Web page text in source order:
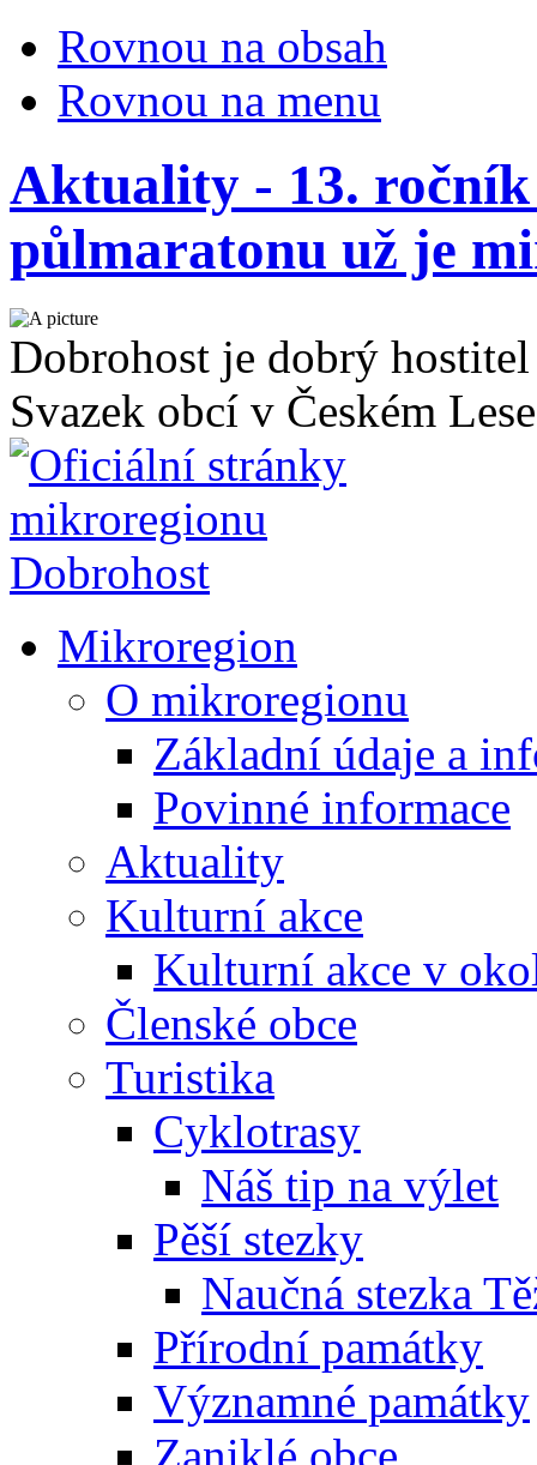
Rovnou na obsah
Rovnou na menu
Aktuality - 13. ročník
půlmaratonu už je
Dobrohost je dobrý hostitel
Svazek obcí v Českém Lese
Mikroregion
O mikroregionu
Základní údaje a
Povinné informace
Aktuality
Kulturní akce
Kulturní akce v
Členské obce
Turistika
Cyklotrasy
Náš tip na výlet
Pěší stezky
Naučná stezka
Přírodní památky
Významné památky
Zaniklé obce